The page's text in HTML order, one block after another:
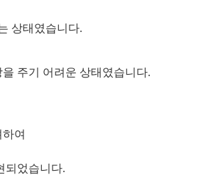
상태였습니다.
주기 어려운 상태였습니다.
여
되었습니다.